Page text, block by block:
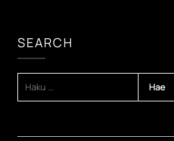
SEARCH